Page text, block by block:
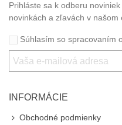
Prihláste sa k odberu
novinkách a zľavách v našom
Súhlasím so spracovaním
INFORMÁCIE
Obchodné podmienky